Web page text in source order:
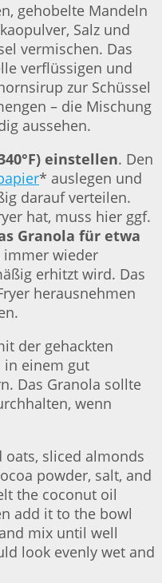
gehobelte Mandeln
Salz und
vermischen. Das
verflüssigen und
zur Schüssel
– die Mischung
aussehen.
einstellen. Den
* auslegen und
darauf verteilen.
hat, muss hier ggf.
Granola für etwa
immer wieder
erhitzt wird. Das
herausnehmen
der gehackten
in einem gut
Das Granola sollte
wenn
oats, sliced almonds
powder, salt, and
the coconut oil
add it to the bowl
mix until well
look evenly wet and